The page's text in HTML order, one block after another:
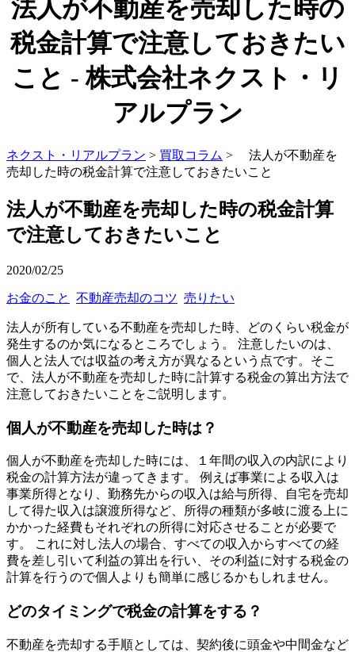
法人が不動産を売却した時の
税金計算で注意しておきたい
こと - 株式会社ネクスト・リ
アルプラン
ネクスト・リアルプラン > 買取コラム > 法人が不動産を
売却した時の税金計算で注意しておきたいこと
法人が不動産を売却した時の税金計算
で注意しておきたいこと
2020/02/25
お金のこと 不動産売却のコツ 売りたい
法人が所有している不動産を売却した時、どのくらい税金が
発生するのか気になるところでしょう。 注意したいのは、
個人と法人では収益の考え方が異なるという点です。そこ
で、法人が不動産を売却した時に計算する税金の算出方法で
注意しておきたいことをご説明します。
個人が不動産を売却した時は？
個人が不動産を売却した時には、１年間の収入の内訳により
税金の計算方法が違ってきます。 例えば事業による収入は
事業所得となり、勤務先からの収入は給与所得、自宅を売却
して得た収入は譲渡所得など、所得の種類が多岐に渡る上に
かかった経費もそれぞれの所得に対応させることが必要で
す。 これに対し法人の場合、すべての収入からすべての経
費を差し引いて利益の算出を行い、その利益に対する税金の
計算を行うので個人よりも簡単に感じるかもしれません。
どのタイミングで税金の計算をする？
不動産を売却する手順としては、契約後に頭金や中間金など